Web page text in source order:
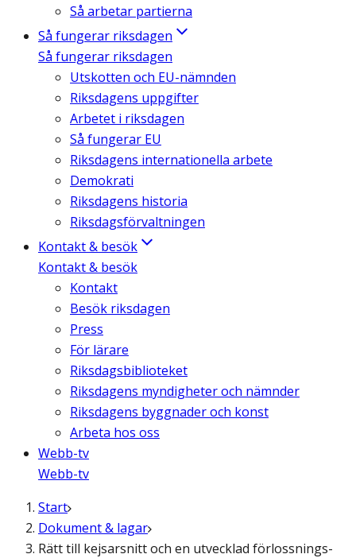
Så arbetar partierna
Så fungerar riksdagen
Så fungerar riksdagen
Utskotten och EU-nämnden
Riksdagens uppgifter
Arbetet i riksdagen
Så fungerar EU
Riksdagens internationella arbete
Demokrati
Riksdagens historia
Riksdagsförvaltningen
Kontakt & besök
Kontakt & besök
Kontakt
Besök riksdagen
Press
För lärare
Riksdagsbiblioteket
Riksdagens myndigheter och nämnder
Riksdagens byggnader och konst
Arbeta hos oss
Webb-tv
Webb-tv
Start
Dokument & lagar
Rätt till kejsarsnitt och en utvecklad förlossnings-